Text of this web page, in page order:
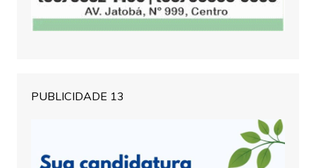
PUBLICIDADE 13